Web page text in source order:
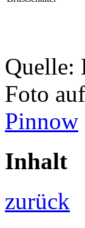
Quelle:
Foto
Pinnow
Inhalt
zurück